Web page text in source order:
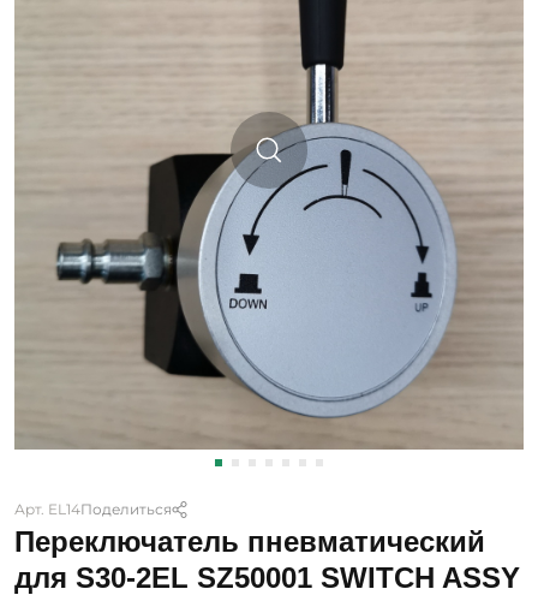
Арт. EL14Поделиться
Переключатель пневматический
для S30-2EL SZ50001 SWITCH ASSY